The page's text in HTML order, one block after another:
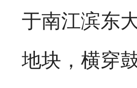
于南江滨东
地块，横穿